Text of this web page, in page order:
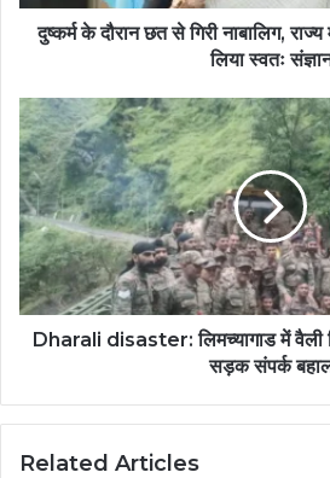
दुष्कर्म के दौरान छत से गिरी नाबालिग,
लिया स्वतः
Dharali disaster: लिमच्यागाड में वैली
सड़क संपर्क
Related Articles